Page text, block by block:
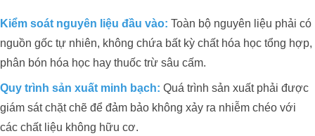
Kiểm soát nguyên liệu đầu vào: Toàn bộ nguyên liệu phải có
nguồn gốc tự nhiên, không chứa bất kỳ chất hóa học tổng hợp,
phân bón hóa học hay thuốc trừ sâu cấm.
Quy trình sản xuất minh bạch: Quá trình sản xuất phải được
giám sát chặt chẽ để đảm bảo không xảy ra nhiễm chéo với
các chất liệu không hữu cơ.
ORGANIC CARBON ĐÃ CÓ MẶT
TẠI CHÂU PHI